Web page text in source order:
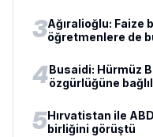
3Ağıralioğlu: Faize
öğretmenlere de
4Busaidi: Hürmüz
özgürlüğüne
5Hırvatistan ile
birliğini görüştü